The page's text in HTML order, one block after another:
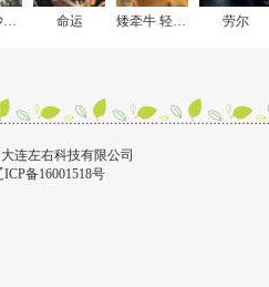
红色龙沙宝石 命运 矮牵牛 轻浪贝壳粉 劳尔
连左右科技有限公司
ICP备16001518号